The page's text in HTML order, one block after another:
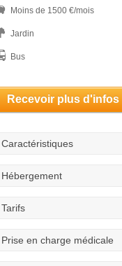
Moins de 1500 €/mois
Jardin
Bus
Recevoir plus d'infos
Caractéristiques
Hébergement
Tarifs
Prise en charge médicale